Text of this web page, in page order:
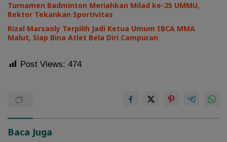
Turnamen Badminton Meriahkan Milad ke-25 UMMU,
Rektor Tekankan Sportivitas
Rizal Marsaoly Terpilih Jadi Ketua Umum IBCA MMA
Malut, Siap Bina Atlet Bela Diri Campuran
Post Views: 474
Baca Juga